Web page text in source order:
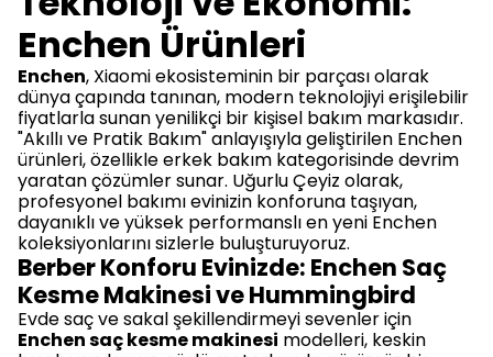
Enchen Ürünleri
Enchen, Xiaomi ekosisteminin bir parçası olarak
dünya çapında tanınan, modern teknolojiyi erişilebilir
fiyatlarla sunan yenilikçi bir kişisel bakım markasıdır.
"Akıllı ve Pratik Bakım" anlayışıyla geliştirilen Enchen
ürünleri, özellikle erkek bakım kategorisinde devrim
yaratan çözümler sunar. Uğurlu Çeyiz olarak,
profesyonel bakımı evinizin konforuna taşıyan,
dayanıklı ve yüksek performanslı en yeni Enchen
koleksiyonlarını sizlerle buluşturuyoruz.
Berber Konforu Evinizde: Enchen Saç
Kesme Makinesi ve Hummingbird
Evde saç ve sakal şekillendirmeyi sevenler için
Enchen saç kesme makinesi modelleri, keskin